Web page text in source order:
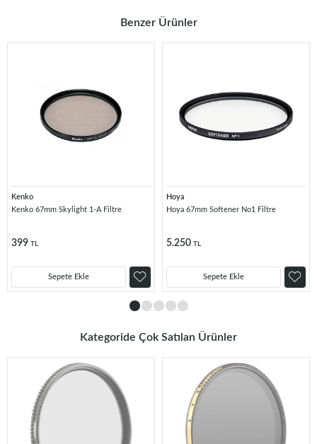
Benzer Ürünler
Kenko
Kenko 67mm Skylight 1-A Filtre
399 TL
Sepete Ekle
Hoya
Hoya 67mm Softener No1 Filtre
5.250 TL
Sepete Ekle
Kategoride Çok Satılan Ürünler